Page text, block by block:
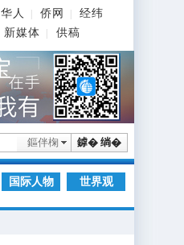
华人 侨网
经纬
新媒体 供稿
鎼� 绱�
鏂伴椈
国际人物 世界观